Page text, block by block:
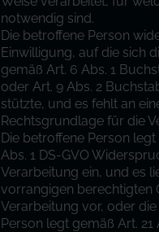
notwendig sind.
Die betroffene Person
Einwilligung, auf die sich
gemäß Art. 6 Abs. 1
oder Art. 9 Abs. 2
stützte, und es fehlt an
Rechtsgrundlage für die
Die betroffene Person legt
Abs. 1 DS-GVO
Verarbeitung ein, und es
vorrangigen berechtigten
Verarbeitung vor, oder
Person legt gemäß Art. 21